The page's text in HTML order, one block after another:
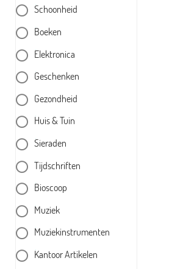
Schoonheid
Boeken
Elektronica
Geschenken
Gezondheid
Huis & Tuin
Sieraden
Tijdschriften
Bioscoop
Muziek
Muziekinstrumenten
Kantoor Artikelen